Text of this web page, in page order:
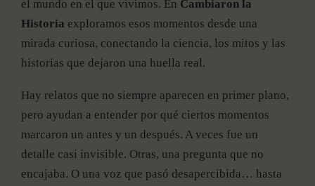
el mundo en el que vivimos. En Cambiaron la
Historia exploramos esos momentos desde una
mirada curiosa, conectando la ciencia, los mitos y las
historias que dejaron una huella real.
Hay relatos que no siempre aparecen en primer plano,
pero ayudan a entender por qué ciertos momentos
marcaron un antes y un después. A veces fue un
detalle casi invisible. Otras, una pregunta que no
encajaba. O una voz que pasó desapercibida… hasta